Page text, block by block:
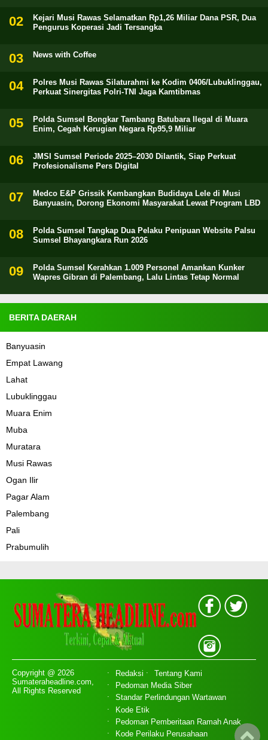
Kejari Musi Rawas Selamatkan Rp1,26 Miliar Dana PSR, Dua
Pengurus Koperasi Jadi Tersangka
News with Coffee
Polres Musi Rawas Silaturahmi ke Kodim 0406/Lubuklinggau,
Perkuat Sinergitas Polri-TNI Jaga Kamtibmas
Polda Sumsel Bongkar Tambang Batubara Ilegal di Muara
Enim, Cegah Kerugian Negara Rp95,9 Miliar
JMSI Sumsel Periode 2025–2030 Dilantik, Siap Perkuat
Profesionalisme Pers Digital
Medco E&P Grissik Kembangkan Budidaya Lele di Musi
Banyuasin, Dorong Ekonomi Masyarakat Lewat Program LBD
Polda Sumsel Tangkap Dua Pelaku Penipuan Website Palsu
Sumsel Bhayangkara Run 2026
Polda Sumsel Kerahkan 1.009 Personel Amankan Kunker
Wapres Gibran di Palembang, Lalu Lintas Tetap Normal
BERITA DAERAH
Banyuasin
Empat Lawang
Lahat
Lubuklinggau
Muara Enim
Muba
Muratara
Musi Rawas
Ogan Ilir
Pagar Alam
Palembang
Pali
Prabumulih
Copyright @ 2026
Sumateraheadline.com,
All Rights Reserved
Redaksi
Tentang Kami
Pedoman Media Siber
Standar Perlindungan Wartawan
Kode Etik
Pedoman Pemberitaan Ramah Anak
Kode Perilaku Perusahaan